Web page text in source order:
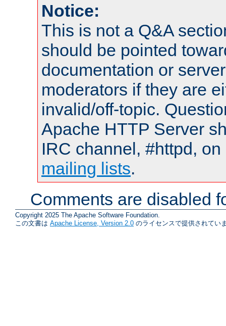
Notice:
This is not a Q&A
should be pointed
documentation or
moderators if they are
invalid/off-topic.
Apache HTTP Server
IRC channel, #httpd,
mailing lists.
Comments are disabled
Copyright 2025 The Apache Software Foundation.
この文書は Apache License, Version 2.0 のライセンスで提供されてい